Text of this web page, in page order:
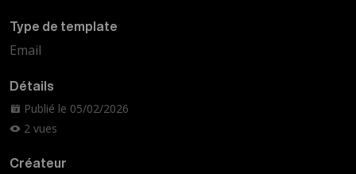
Type de template
Email
Détails
Publié le 05/02/2026
2 vues
Créateur